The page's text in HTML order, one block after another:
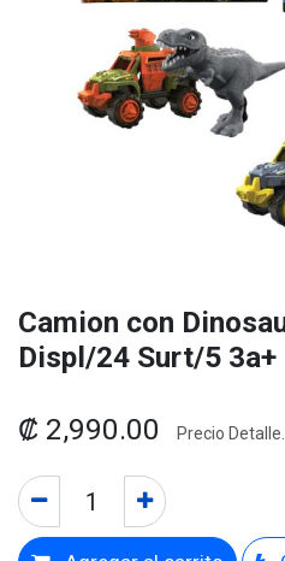
Camion con
Displ/24 Surt/5 3a+
₡ 2,990.00 Precio Detalle.